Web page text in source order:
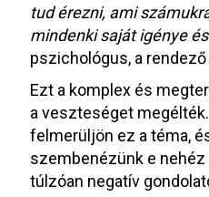
tud érezni, ami
mindenki saját igénye
pszichológus, a
Ezt a komplex és
a veszteséget
felmerüljön ez a téma,
szembenézünk e
túlzóan negatív